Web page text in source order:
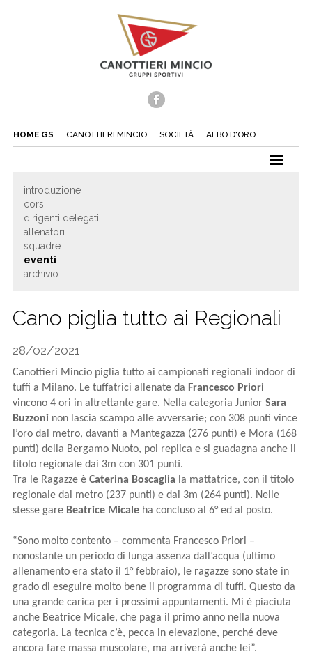
HOME GS CANOTTIERI MINCIO SOCIETÀ ALBO D'ORO
CANOA
TUFFI
NUOTO
TENNIS
CALCIO
introduzione
corsi
dirigenti delegati
allenatori
squadre
eventi
archivio
Cano piglia tutto ai Regionali
28/02/2021
Canottieri Mincio piglia tutto ai campionati regionali indoor di
tuffi a Milano. Le tuffatrici allenate da Francesco Priori
vincono 4 ori in altrettante gare. Nella categoria Junior Sara
Buzzoninon lascia scampo alle avversarie; con 308 punti vince
l’oro dal metro, davanti a Mantegazza (276 punti) e Mora (168
punti) della Bergamo Nuoto, poi replica e si guadagna anche il
titolo regionale dai 3m con 301 punti.
Tra le Ragazze èCaterina Boscaglia la mattatrice, con il titolo
regionale dal metro (237 punti) e dai 3m (264 punti). Nelle
stesse gare Beatrice Micaleha concluso al 6° ed al posto.
“Sono molto contento – commenta Francesco Priori –
nonostante un periodo di lunga assenza dall’acqua (ultimo
allenamento era stato il 1° febbraio), le ragazze sono state in
grado di eseguire molto bene il programma di tuffi. Questo da
una grande carica per i prossimi appuntamenti. Mi è piaciuta
anche Beatrice Micale, che paga il primo anno nella nuova
categoria. La tecnica c’è, pecca in elevazione, perché deve
ancora fare massa muscolare, ma arriverà anche lei”.